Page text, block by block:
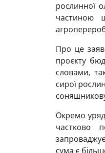
рослинної
частиною
Про це
проєкту
словами,
сирої
Окремо
частково
сума є